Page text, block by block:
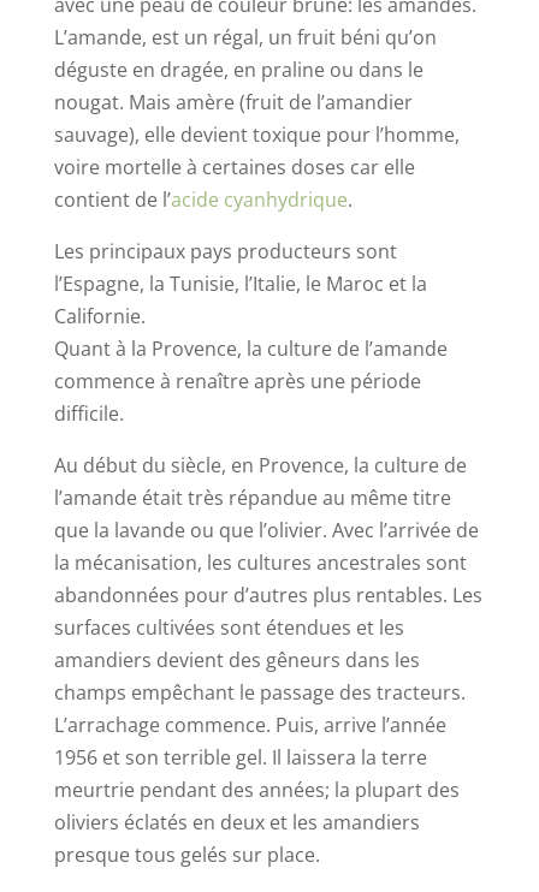
L’amande, est un régal, un fruit béni qu’on
déguste en dragée, en praline ou dans le
nougat. Mais amère (fruit de l’amandier
sauvage), elle devient toxique pour l’homme,
voire mortelle à certaines doses car elle
contient de l’acide cyanhydrique.
Les principaux pays producteurs sont
l’Espagne, la Tunisie, l’Italie, le Maroc et la
Californie.
Quant à la Provence, la culture de l’amande
commence à renaître après une période
difficile.
Au début du siècle, en Provence, la culture de
l’amande était très répandue au même titre
que la lavande ou que l’olivier. Avec l’arrivée de
la mécanisation, les cultures ancestrales sont
abandonnées pour d’autres plus rentables. Les
surfaces cultivées sont étendues et les
amandiers devient des gêneurs dans les
champs empêchant le passage des tracteurs.
L’arrachage commence. Puis, arrive l’année
1956 et son terrible gel. Il laissera la terre
meurtrie pendant des années; la plupart des
oliviers éclatés en deux et les amandiers
presque tous gelés sur place.